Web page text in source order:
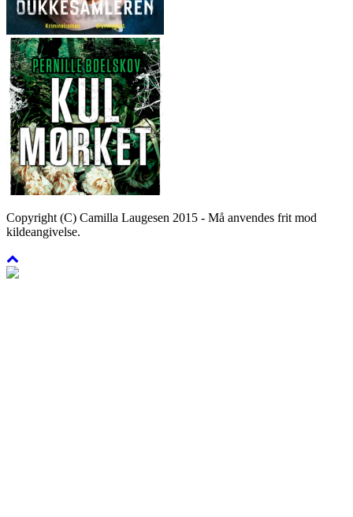
Copyright (C) Camilla Laugesen 2015 - Må anvendes frit mod
kildeangivelse.